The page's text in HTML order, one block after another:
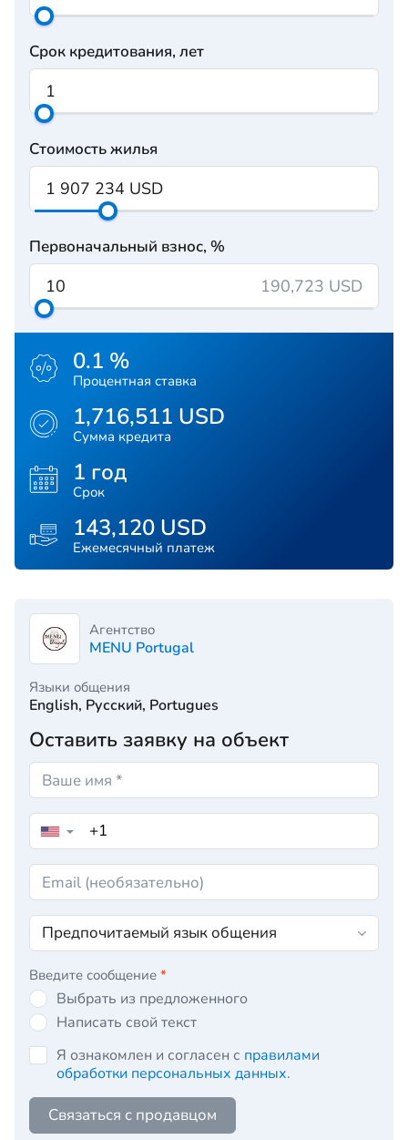
Срок кредитования, лет
Стоимость жилья
Первоначальный взнос, %
190,723 USD
0.1 %
Процентная ставка
1,716,511 USD
Сумма кредита
1 год
Срок
143,120 USD
Ежемесячный платеж
Агентство
MENU Portugal
Языки общения
English, Русский, Portugues
Оставить заявку на объект
▼
Введите сообщение *
Выбрать из предложенного
Написать свой текст
Я ознакомлен и согласен с правилами
обработки персональных данных.
Связаться с продавцом